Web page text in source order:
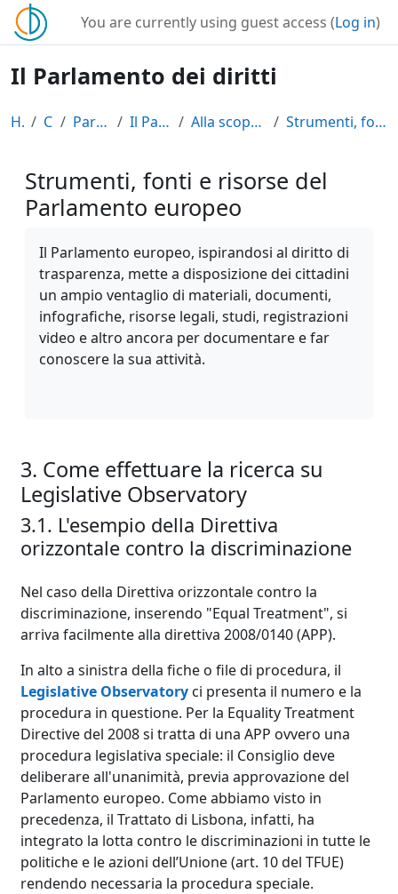
Skip to main content
You are currently using guest access (Log in)
Il Parlamento dei diritti
Home Courses Parlamento Europeo Il Parlamento dei diritti Alla scoperta del PE e delle sue risorse Strumenti, fonti e risorse del Parlamento europeo
Strumenti, fonti e risorse del
Parlamento europeo
Il Parlamento europeo, ispirandosi al diritto di
trasparenza, mette a disposizione dei cittadini
un ampio ventaglio di materiali, documenti,
infografiche, risorse legali, studi, registrazioni
video e altro ancora per documentare e far
conoscere la sua attività.
3. Come effettuare la ricerca su
Legislative Observatory
3.1. L'esempio della Direttiva
orizzontale contro la discriminazione
Nel caso della Direttiva orizzontale contro la
discriminazione, inserendo "Equal Treatment", si
arriva facilmente alla direttiva 2008/0140 (APP).
In alto a sinistra della fiche o file di procedura, il
Legislative Observatory ci presenta il numero e la
procedura in questione. Per la Equality Treatment
Directive del 2008 si tratta di una APP ovvero una
procedura legislativa speciale: il Consiglio deve
deliberare all'unanimità, previa approvazione del
Parlamento europeo. Come abbiamo visto in
precedenza, il Trattato di Lisbona, infatti, ha
integrato la lotta contro le discriminazioni in tutte le
politiche e le azioni dell’Unione (art. 10 del TFUE)
rendendo necessaria la procedura speciale.